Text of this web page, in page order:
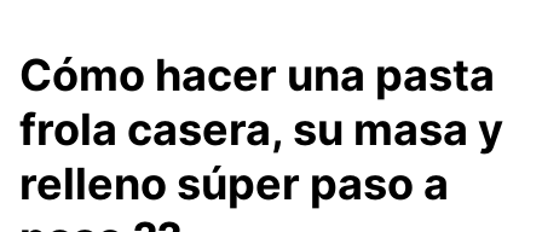
Cómo hacer una pasta
frola casera, su masa y
relleno súper paso a